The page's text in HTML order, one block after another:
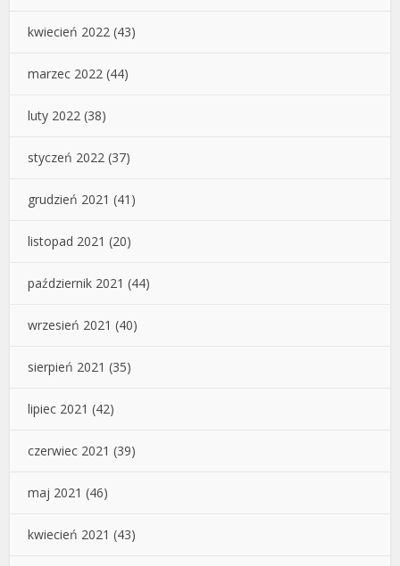
kwiecień 2022 (43)
marzec 2022 (44)
luty 2022 (38)
styczeń 2022 (37)
grudzień 2021 (41)
listopad 2021 (20)
październik 2021 (44)
wrzesień 2021 (40)
sierpień 2021 (35)
lipiec 2021 (42)
czerwiec 2021 (39)
maj 2021 (46)
kwiecień 2021 (43)